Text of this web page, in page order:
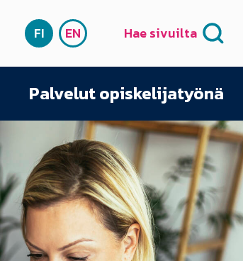
SUOMI
FI ENGLISH
EN Hae sivuilta
Palvelut opiskelijatyönä